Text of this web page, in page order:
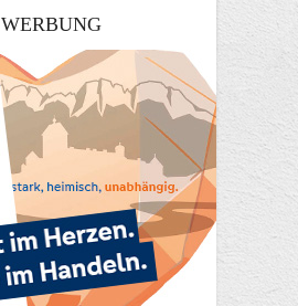
WERBUNG